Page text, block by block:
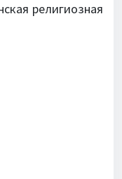
религиозная